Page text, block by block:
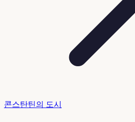
콘스탄틴의 도시